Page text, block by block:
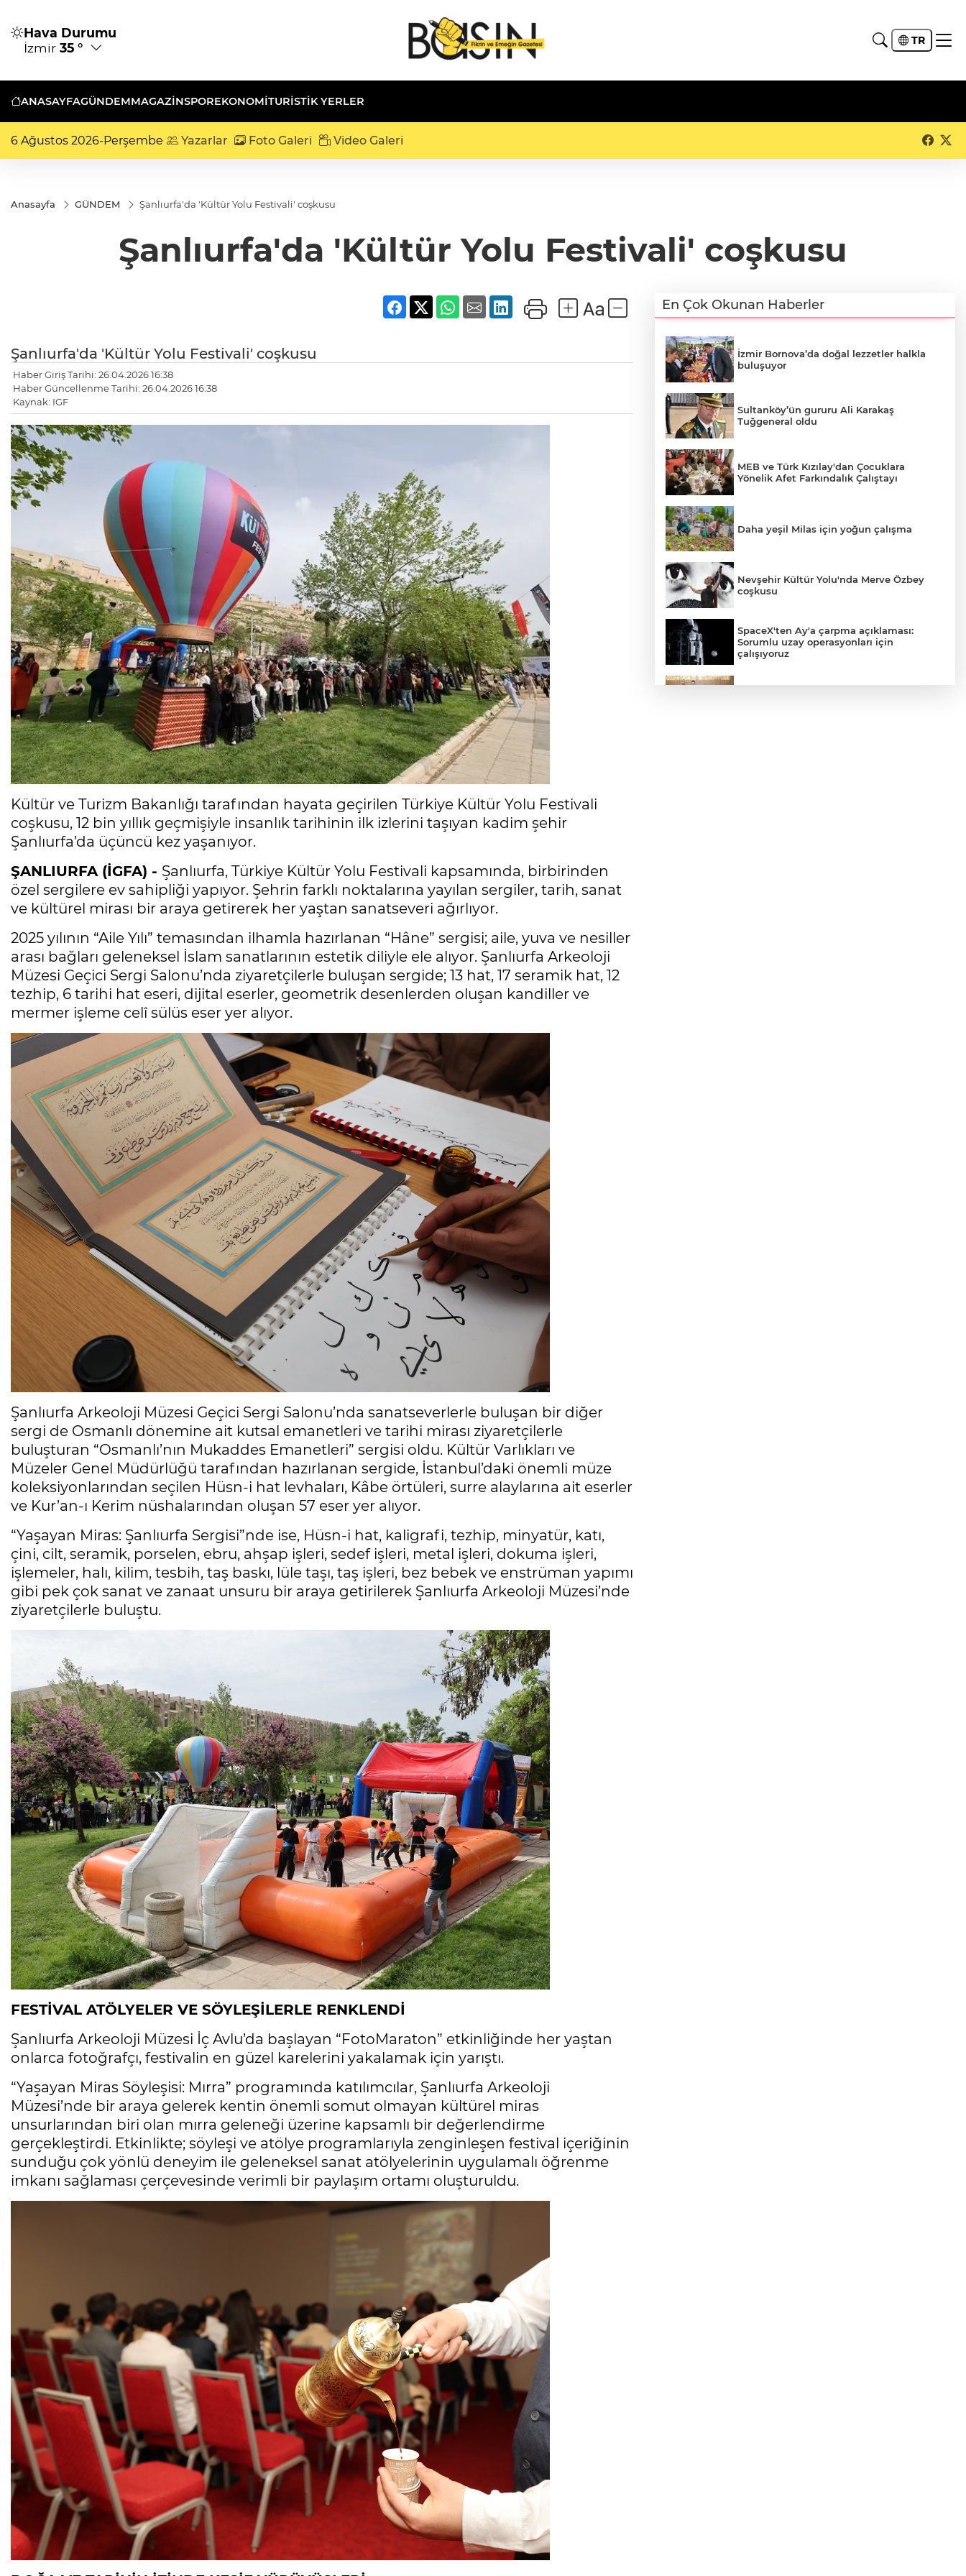
Hava Durumu
İzmir 35 ° TR
ANASAYFAGÜNDEMMAGAZİNSPOREKONOMİTURISTIK YERLER
6 Ağustos 2026-Perşembe Yazarlar Foto Galeri Video Galeri
Anasayfa GÜNDEM Şanlıurfa'da 'Kültür Yolu Festivali' coşkusu
Şanlıurfa'da 'Kültür Yolu Festivali' coşkusu
Şanlıurfa'da 'Kültür Yolu Festivali' coşkusu
Haber Giriş Tarihi: 26.04.2026 16:38
Haber Güncellenme Tarihi: 26.04.2026 16:38
Kaynak: IGF
Kültür ve Turizm Bakanlığı tarafından hayata geçirilen Türkiye Kültür Yolu Festivali
coşkusu, 12 bin yıllık geçmişiyle insanlık tarihinin ilk izlerini taşıyan kadim şehir
Şanlıurfa’da üçüncü kez yaşanıyor.
ŞANLIURFA (İGFA) - Şanlıurfa, Türkiye Kültür Yolu Festivali kapsamında, birbirinden
özel sergilere ev sahipliği yapıyor. Şehrin farklı noktalarına yayılan sergiler, tarih, sanat
ve kültürel mirası bir araya getirerek her yaştan sanatseveri ağırlıyor.
2025 yılının “Aile Yılı” temasından ilhamla hazırlanan “Hâne” sergisi; aile, yuva ve nesiller
arası bağları geleneksel İslam sanatlarının estetik diliyle ele alıyor. Şanlıurfa Arkeoloji
Müzesi Geçici Sergi Salonu’nda ziyaretçilerle buluşan sergide; 13 hat, 17 seramik hat, 12
tezhip, 6 tarihi hat eseri, dijital eserler, geometrik desenlerden oluşan kandiller ve
mermer işleme celî sülüs eser yer alıyor.
Şanlıurfa Arkeoloji Müzesi Geçici Sergi Salonu’nda sanatseverlerle buluşan bir diğer
sergi de Osmanlı dönemine ait kutsal emanetleri ve tarihi mirası ziyaretçilerle
buluşturan “Osmanlı’nın Mukaddes Emanetleri” sergisi oldu. Kültür Varlıkları ve
Müzeler Genel Müdürlüğü tarafından hazırlanan sergide, İstanbul’daki önemli müze
koleksiyonlarından seçilen Hüsn-i hat levhaları, Kâbe örtüleri, surre alaylarına ait eserler
ve Kur’an-ı Kerim nüshalarından oluşan 57 eser yer alıyor.
“Yaşayan Miras: Şanlıurfa Sergisi”nde ise, Hüsn-i hat, kaligrafi, tezhip, minyatür, katı,
çini, cilt, seramik, porselen, ebru, ahşap işleri, sedef işleri, metal işleri, dokuma işleri,
işlemeler, halı, kilim, tesbih, taş baskı, lüle taşı, taş işleri, bez bebek ve enstrüman yapımı
gibi pek çok sanat ve zanaat unsuru bir araya getirilerek Şanlıurfa Arkeoloji Müzesi’nde
ziyaretçilerle buluştu.
FESTİVAL ATÖLYELER VE SÖYLEŞİLERLE RENKLENDİ
Şanlıurfa Arkeoloji Müzesi İç Avlu’da başlayan “FotoMaraton” etkinliğinde her yaştan
onlarca fotoğrafçı, festivalin en güzel karelerini yakalamak için yarıştı.
“Yaşayan Miras Söyleşisi: Mırra” programında katılımcılar, Şanlıurfa Arkeoloji
Müzesi’nde bir araya gelerek kentin önemli somut olmayan kültürel miras
unsurlarından biri olan mırra geleneği üzerine kapsamlı bir değerlendirme
gerçekleştirdi. Etkinlikte; söyleşi ve atölye programlarıyla zenginleşen festival içeriğinin
sunduğu çok yönlü deneyim ile geleneksel sanat atölyelerinin uygulamalı öğrenme
imkanı sağlaması çerçevesinde verimli bir paylaşım ortamı oluşturuldu.
En Çok Okunan Haberler
İzmir Bornova’da doğal lezzetler halkla
buluşuyor
Sultanköy’ün gururu Ali Karakaş
Tuğgeneral oldu
MEB ve Türk Kızılay'dan Çocuklara
Yönelik Afet Farkındalık Çalıştayı
Daha yeşil Milas için yoğun çalışma
Nevşehir Kültür Yolu'nda Merve Özbey
coşkusu
SpaceX'ten Ay'a çarpma açıklaması:
Sorumlu uzay operasyonları için
çalışıyoruz